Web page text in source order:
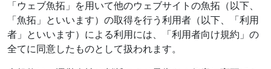
「ウェブ魚拓」を用いて他のウェブサイトの魚拓（以下、
「魚拓」といいます）の取得を行う利用者（以下、「利用
者」といいます）による利用には、「利用者向け規約」の
全てに同意したものとして扱われます。